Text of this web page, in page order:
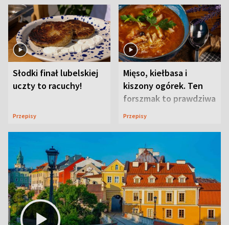
Słodki finał lubelskiej
uczty to racuchy!
Przepisy
Mięso, kiełbasa i
kiszony ogórek. Ten
forszmak to prawdziwa
uczta
Przepisy